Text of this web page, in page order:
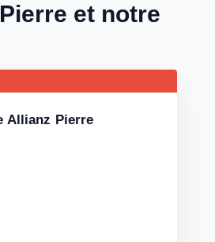
et notre
Allianz Pierre